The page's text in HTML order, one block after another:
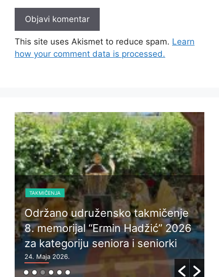
This site uses Akismet to reduce spam. Learn
how your comment data is processed.
TAKMIČENJA
Održano udružensko takmičenje
8. memorijal “Ermin Hadžić” 2026
za kategoriju seniora i seniorki
24. Maja 2026.